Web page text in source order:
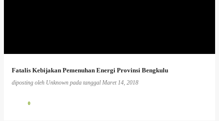
Fatalis Kebijakan Pemenuhan Energi Provinsi Bengkulu
diposting oleh Unknown pada tanggal Maret 14, 2018
0